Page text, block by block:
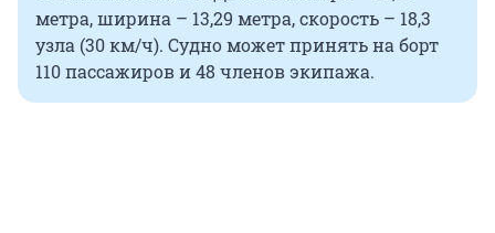
метра, ширина – 13,29 метра, скорость – 18,3
узла (30 км/ч). Судно может принять на борт
110 пассажиров и 48 членов экипажа.